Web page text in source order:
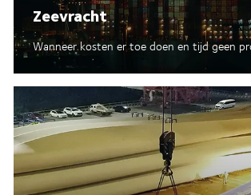
Zeevracht
Wanneer kosten er toe doen en tijd geen